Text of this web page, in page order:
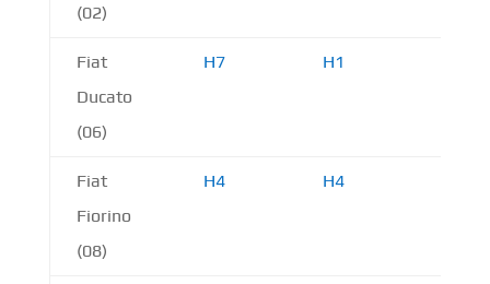
(02)
Fiat
Ducato
(06)
H7 H1
Fiat
Fiorino
(08)
H4 H4